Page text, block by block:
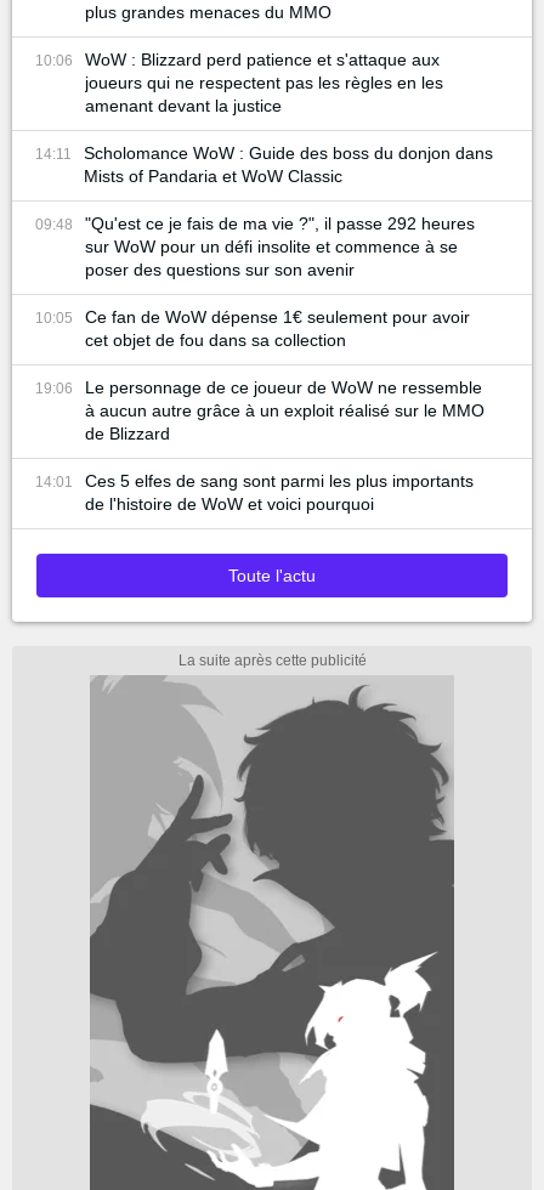
plus grandes menaces du MMO
10:06
WoW : Blizzard perd patience et s'attaque aux
joueurs qui ne respectent pas les règles en les
amenant devant la justice
14:11
Scholomance WoW : Guide des boss du donjon dans
Mists of Pandaria et WoW Classic
09:48
"Qu'est ce je fais de ma vie ?", il passe 292 heures
sur WoW pour un défi insolite et commence à se
poser des questions sur son avenir
10:05
Ce fan de WoW dépense 1€ seulement pour avoir
cet objet de fou dans sa collection
19:06
Le personnage de ce joueur de WoW ne ressemble
à aucun autre grâce à un exploit réalisé sur le MMO
de Blizzard
14:01
Ces 5 elfes de sang sont parmi les plus importants
de l'histoire de WoW et voici pourquoi
Toute l'actu